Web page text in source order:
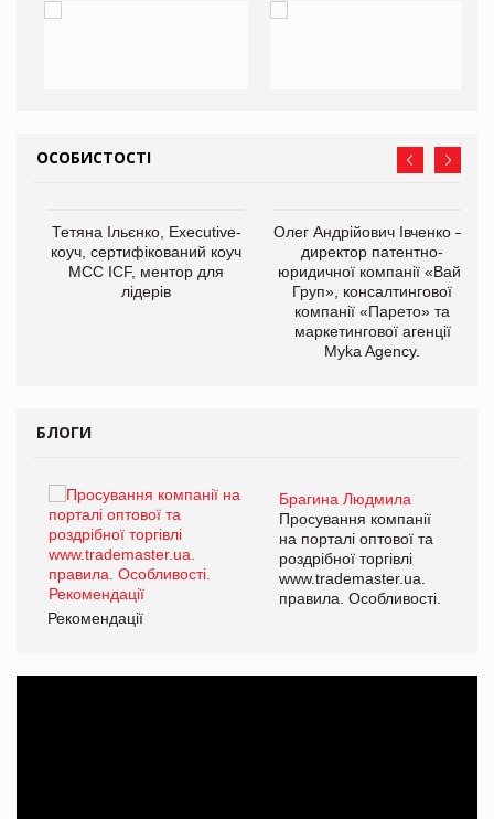
ОСОБИСТОСТІ
Тетяна Ільєнко, Executive-
коуч, сертифікований коуч
МСС ICF, ментор для
лідерів
Олег Андрійович Івченко —
директор патентно-
юридичної компанії «Вайз
Груп», консалтингової
компанії «Парето» та
маркетингової агенції
Myka Agency.
БЛОГИ
Брагина Людмила
Просування компанії
на порталі оптової та
роздрібної торгівлі
www.trademaster.ua.
правила. Особливості.
Рекомендації